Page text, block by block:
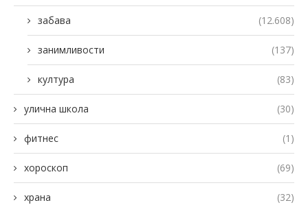
забава (12.608)
занимливости (137)
култура (83)
улична школа (30)
фитнес (1)
хороскоп (69)
храна (32)